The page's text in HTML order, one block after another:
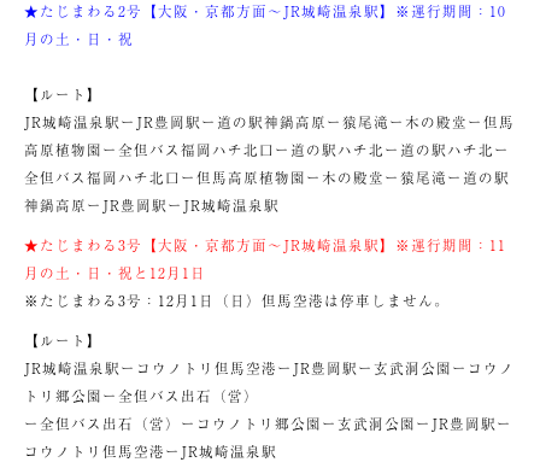
★たじまわる2号【大阪・京都方面～JR城崎温泉駅】※運行期間：10
月の土・日・祝
【ルート】
JR城崎温泉駅ーJR豊岡駅ー道の駅神鍋高原ー猿尾滝ー木の殿堂ー但馬
高原植物園ー全但バス福岡ハチ北口ー道の駅ハチ北ー道の駅ハチ北ー
全但バス福岡ハチ北口ー但馬高原植物園ー木の殿堂ー猿尾滝ー道の駅
神鍋高原ーJR豊岡駅ーJR城崎温泉駅
★たじまわる3号【大阪・京都方面～JR城崎温泉駅】※運行期間：11
月の土・日・祝と12月1日
※たじまわる3号：12月1日（日）但馬空港は停車しません。
【ルート】
JR城崎温泉駅ーコウノトリ但馬空港ーJR豊岡駅ー玄武洞公園ーコウノ
トリ郷公園ー全但バス出石（営）
ー全但バス出石（営）ーコウノトリ郷公園ー玄武洞公園ーJR豊岡駅ー
コウノトリ但馬空港ーJR城崎温泉駅